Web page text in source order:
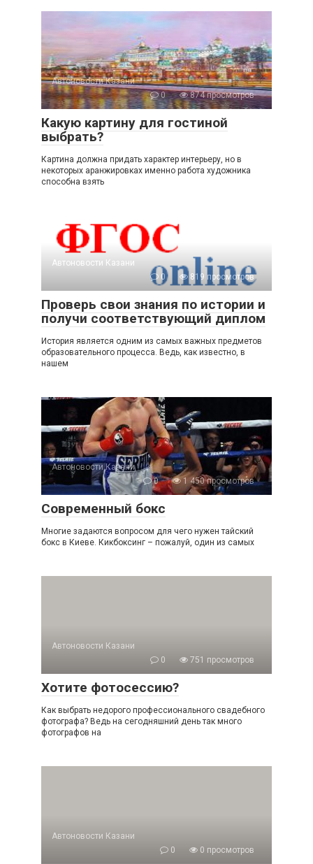
Автоновости Казани
0
874 просмотров
Какую картину для гостиной
выбрать?
Картина должна придать характер интерьеру, но в
некоторых аранжировках именно работа художника
способна взять
Автоновости Казани
0
819 просмотров
Проверь свои знания по истории и
получи соответствующий диплом
История является одним из самых важных предметов
образовательного процесса. Ведь, как известно, в
нашем
Автоновости Казани
0
1 450 просмотров
Современный бокс
Многие задаются вопросом для чего нужен тайский
бокс в Киеве. Кикбоксинг – пожалуй, один из самых
Автоновости Казани
0
751 просмотров
Хотите фотосессию?
Как выбрать недорого профессионального свадебного
фотографа? Ведь на сегодняшний день так много
фотографов на
Автоновости Казани
0
0 просмотров